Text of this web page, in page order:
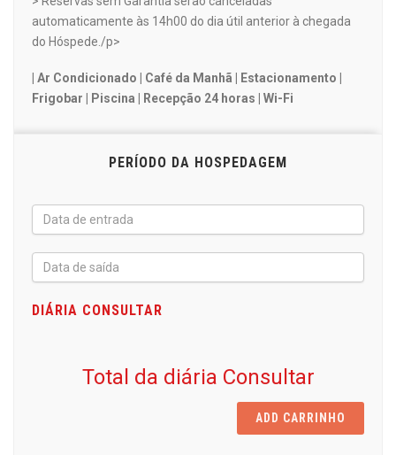
automaticamente às 14h00 do dia útil anterior à chegada
do Hóspede./p>
| Ar Condicionado | Café da Manhã | Estacionamento |
Frigobar | Piscina | Recepção 24 horas | Wi-Fi
PERÍODO DA HOSPEDAGEM
DIÁRIA CONSULTAR
Total da diária Consultar
ADD CARRINHO